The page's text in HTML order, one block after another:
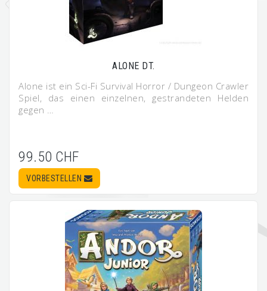
ALONE DT.
Alone ist ein Sci-Fi Survival Horror / Dungeon Crawler
Spiel, das einen einzelnen, gestrandeten Helden
gegen …
99.50 CHF
VORBESTELLEN